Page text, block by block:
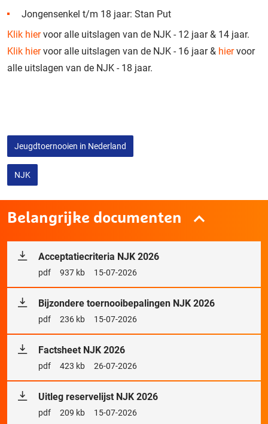
Jongensenkel t/m 18 jaar: Stan Put
Klik hiervooralle uitslagen van de NJK - 12 jaar & 14 jaar.
Klik hiervooralle uitslagen van de NJK - 16 jaar & hiervoor
alle uitslagen van de NJK - 18 jaar.
Jeugdtoernooien in Nederland
NJK
Belangrijke documenten
Acceptatiecriteria NJK 2026
Bestandstype
pdf Bestandsgrootte
937 kb Releasedatum
15-07-2026
Bijzondere toernooibepalingen NJK 2026
Bestandstype
pdf Bestandsgrootte
236 kb Releasedatum
15-07-2026
Factsheet NJK 2026
Bestandstype
pdf Bestandsgrootte
423 kb Releasedatum
26-07-2026
Uitleg reservelijst NJK 2026
Bestandstype
pdf Bestandsgrootte
209 kb Releasedatum
15-07-2026